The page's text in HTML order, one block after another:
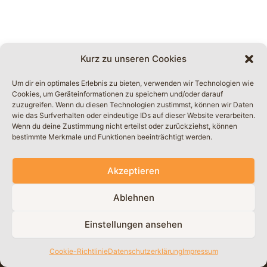
Kurz zu unseren Cookies
Um dir ein optimales Erlebnis zu bieten, verwenden wir Technologien wie
Cookies, um Geräteinformationen zu speichern und/oder darauf
zuzugreifen. Wenn du diesen Technologien zustimmst, können wir Daten
wie das Surfverhalten oder eindeutige IDs auf dieser Website verarbeiten.
Wenn du deine Zustimmung nicht erteilst oder zurückziehst, können
bestimmte Merkmale und Funktionen beeinträchtigt werden.
Akzeptieren
Ablehnen
Einstellungen ansehen
Cookie-RichtlinieDatenschutzerklärungImpressum
AGB
Impressum